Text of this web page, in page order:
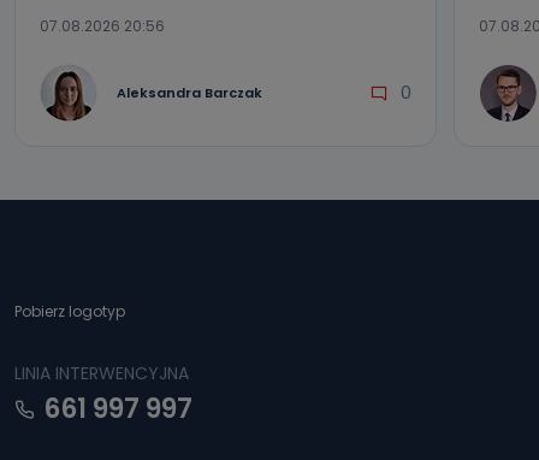
07.08.2026 20:56
Aleksandra Barczak 0
Pobierz logotyp
LINIA INTERWENCYJNA
661 997 997